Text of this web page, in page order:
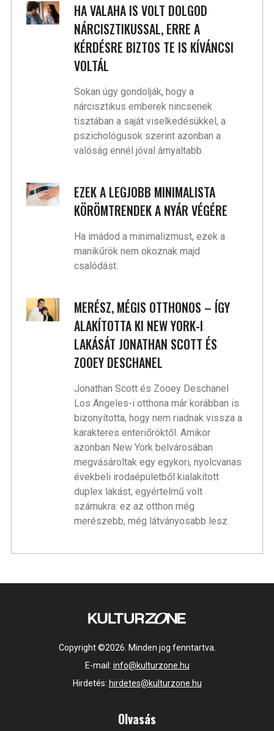
HA VALAHA IS VOLT DOLGOD
NÁRCISZTIKUSSAL, ERRE A
KÉRDÉSRE BIZTOS TE IS KÍVÁNCSI
VOLTÁL
Sokan úgy gondolják, hogy a
nárcisztikus emberek nincsenek
tisztában a saját viselkedésükkel, a
pszichológusok szerint azonban a
valóság ennél jóval árnyaltabb.
EZEK A LEGJOBB MINIMALISTA
KÖRÖMTRENDEK A NYÁR VÉGÉRE
Ha imádod a minimalizmust, ezek a
manikűrök nem okoznak majd
csalódást.
MERÉSZ, MÉGIS OTTHONOS – ÍGY
ALAKÍTOTTA KI NEW YORK-I
LAKÁSÁT JONATHAN SCOTT ÉS
ZOOEY DESCHANEL
Jonathan Scott és Zooey Deschanel
Los Angeles-i otthona már korábban is
bizonyította, hogy nem riadnak vissza a
karakteres enteriőröktől. Amikor
azonban New York belvárosában
megvásároltak egy egykori, nyolcvanas
évekbeli irodaépületből kialakított
duplex lakást, egyértelmű volt
számukra: ez az otthon még
merészebb, még látványosabb lesz.
Copyright ©2026. Minden jog fenntartva.
E-mail: info@kulturzone.hu
Hirdetés: hirdetes@kulturzone.hu
Olvasás